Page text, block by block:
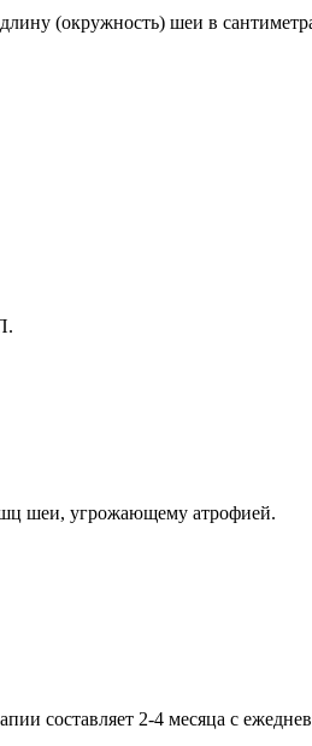
(окружность) шеи в
шеи, угрожающему атрофией.
составляет 2-4 месяца с